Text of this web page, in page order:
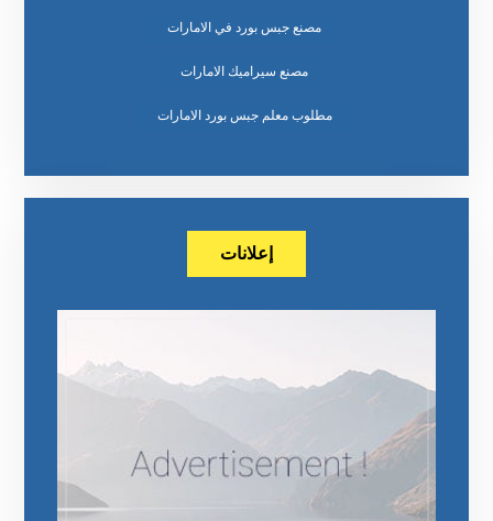
مصنع جبس بورد في الامارات
مصنع سيراميك الامارات
مطلوب معلم جبس بورد الامارات
إعلانات